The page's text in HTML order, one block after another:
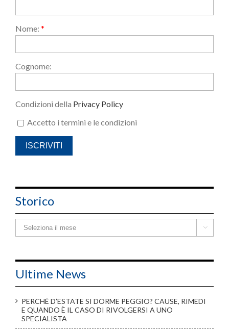
Nome: *
Cognome:
Condizioni della Privacy Policy
Accetto i termini e le condizioni
Storico
Storico 
Ultime News
PERCHÉ D’ESTATE SI DORME PEGGIO? CAUSE, RIMEDI
E QUANDO È IL CASO DI RIVOLGERSI A UNO
SPECIALISTA